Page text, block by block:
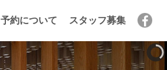
予約について スタッフ募集